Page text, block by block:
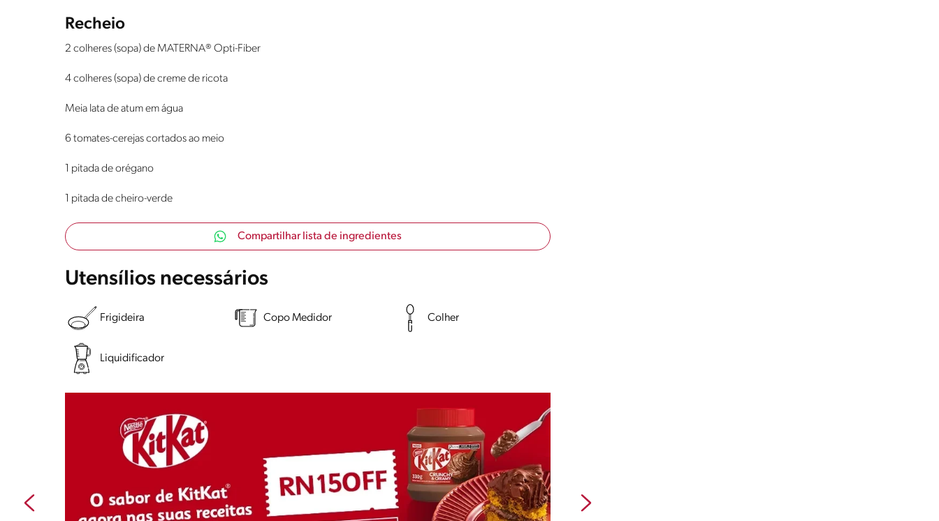
Recheio
2 colheres (sopa) de MATERNA® Opti-Fiber
4 colheres (sopa) de creme de ricota
Meia lata de atum em água
6 tomates-cerejas cortados ao meio
1 pitada de orégano
1 pitada de cheiro-verde
Compartilhar lista de ingredientes
Utensílios necessários
Frigideira Copo Medidor Colher
Liquidificador